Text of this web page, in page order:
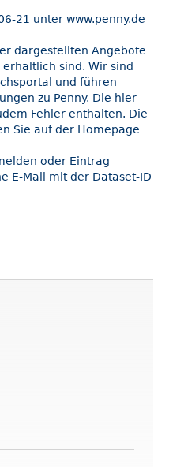
21 unter www.penny.de
dargestellten Angebote
sind. Wir sind
und führen
zu Penny. Die hier
Fehler enthalten. Die
Sie auf der Homepage
oder Eintrag
E-Mail mit der Dataset-ID